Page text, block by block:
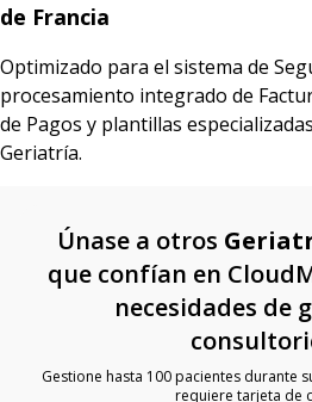
de Francia
Optimizado para el sistema de
procesamiento integrado de
de Pagos y plantillas
Geriatría.
Únase a otros
que confían en
necesidades de
Gestione hasta 100 pacientes durante
requiere tarjeta de